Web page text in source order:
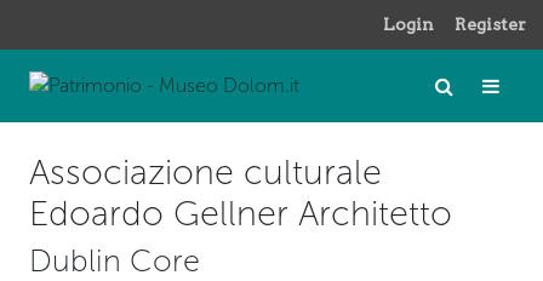
Login Register
Associazione culturale
Edoardo Gellner Architetto
Dublin Core